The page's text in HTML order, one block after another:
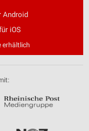
Android
iOS
erhältlich